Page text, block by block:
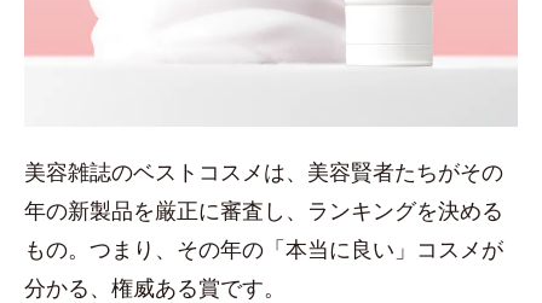
美容雑誌のベストコスメは、美容賢者たちがその
年の新製品を厳正に審査し、ランキングを決める
もの。つまり、その年の「本当に良い」コスメが
分かる、権威ある賞です。